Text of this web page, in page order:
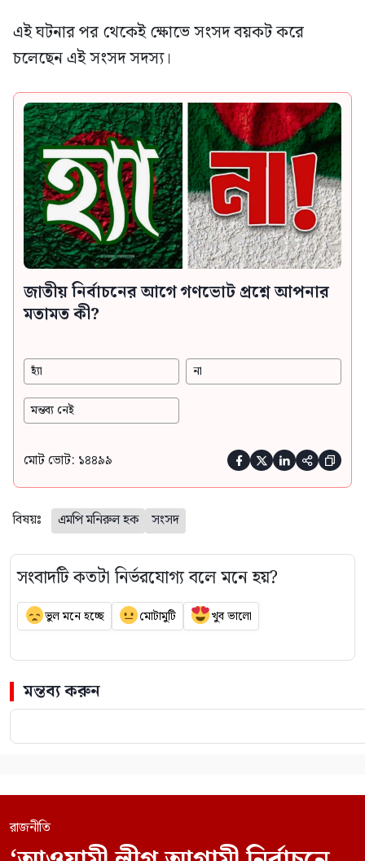
এই ঘটনার পর থেকেই ক্ষোভে সংসদ বয়কট করে
চলেছেন এই সংসদ সদস্য।
জাতীয় নির্বাচনের আগে গণভোট প্রশ্নে আপনার
মতামত কী?
হ্যাঁ না
মন্তব্য নেই
মোট ভোট: ১৪৪৯৯     
বিষয়ঃ এমপি মনিরুল হক সংসদ
সংবাদটি কতটা নির্ভরযোগ্য বলে মনে হয়?
ভুল মনে হচ্ছে মোটামুটি খুব ভালো
মন্তব্য করুন
রাজনীতি